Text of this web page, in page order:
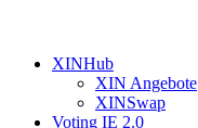
XINHub
XIN Angebote
XINSwap
Voting IE 2.0